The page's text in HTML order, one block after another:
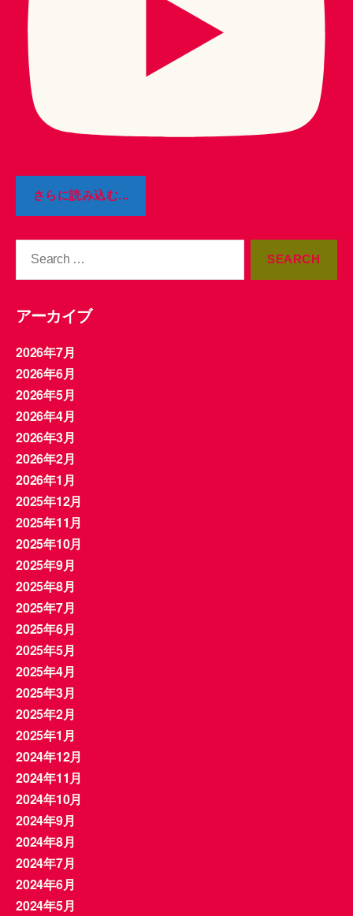
さらに読み込む...
アーカイブ
2026年7月
2026年6月
2026年5月
2026年4月
2026年3月
2026年2月
2026年1月
2025年12月
2025年11月
2025年10月
2025年9月
2025年8月
2025年7月
2025年6月
2025年5月
2025年4月
2025年3月
2025年2月
2025年1月
2024年12月
2024年11月
2024年10月
2024年9月
2024年8月
2024年7月
2024年6月
2024年5月